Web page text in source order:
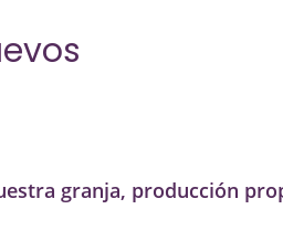
granja, producción